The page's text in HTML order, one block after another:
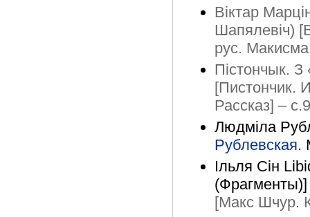
Віктар
Шапялевіч)
рус.
Пістончык. З
[Пистончик.
Рассказ] –
Людміла
Рублевская.
Ільля Сін
[Макс Шчур.